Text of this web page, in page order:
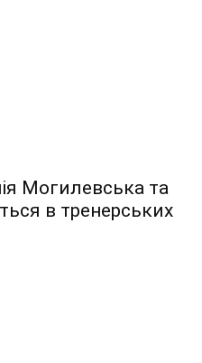
Могилевська та
в тренерських